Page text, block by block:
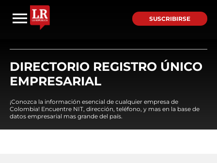
SUSCRIBIRSE
DIRECTORIO REGISTRO ÚNICO
EMPRESARIAL
¡Conozca la información esencial de cualquier empresa de
Colombia! Encuentre NIT, dirección, teléfono, y mas en la base de
datos empresarial mas grande del país.